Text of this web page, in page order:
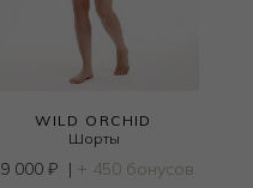
WILD ORCHID
Шорты
9 000 ₽ | + 450 бонусов